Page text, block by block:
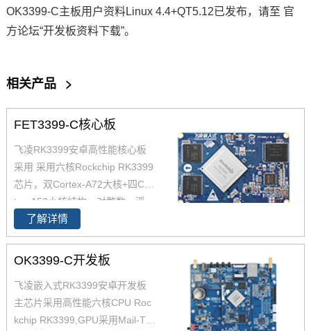
OK3399-C主板用户资料Linux 4.4+QT5.12已发布，请至 官
方论坛“开发板资料下载”。
相关产品 >
FET3399-C核心板
飞凌RK3399安卓高性能核心板
采用 采用六核Rockchip RK3399
芯片，双Cortex-A72大核+四Cor
tex-A53小核结构，对整数、浮
点、内存等作了大幅优化，在整
体性能、功耗及核心面积三个方
面提升。以下将对瑞芯微芯片RK
其性能做具体介绍。如您对飞凌
RK3399系列核心板有兴趣，欢
迎咨询了解。
了解详情
OK3399-C开发板
飞凌嵌入式RK3399安卓开发板
主芯片采用高性能六核CPU Roc
kchip RK3399,GPU采用Mail-T8